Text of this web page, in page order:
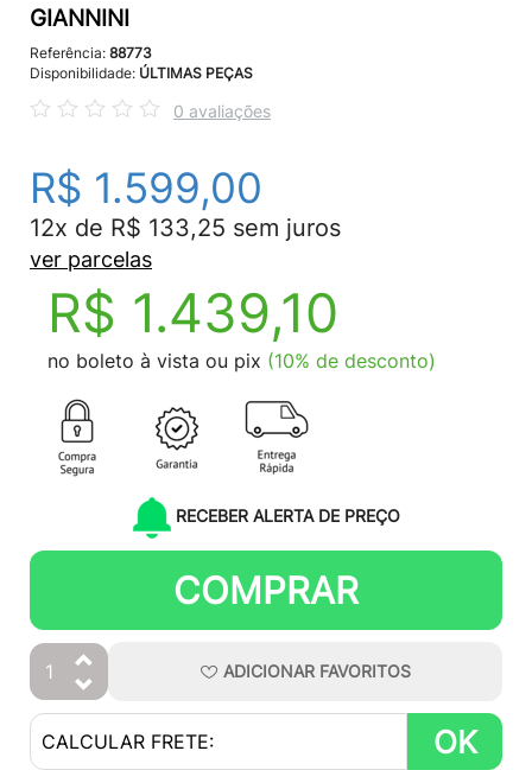
GIANNINI
Referência: 88773
Disponibilidade: ÚLTIMAS PEÇAS
0 avaliações
R$ 1.599,00
12x de R$ 133,25 sem juros
ver parcelas
R$ 1.439,10
no boleto à vista ou pix (10% de desconto)
RECEBER ALERTA DE PREÇO
COMPRAR
ADICIONAR FAVORITOS
OK